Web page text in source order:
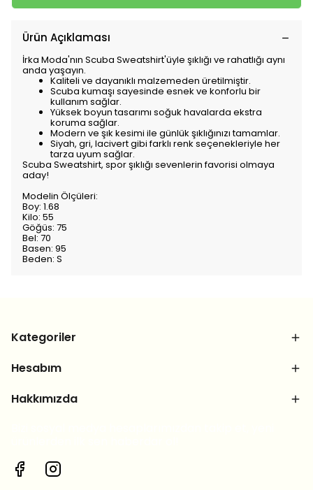
Ürün Açıklaması
İrka Moda'nın Scuba Sweatshirt'üyle şıklığı ve rahatlığı aynı
anda yaşayın.
Kaliteli ve dayanıklı malzemeden üretilmiştir.
Scuba kumaşı sayesinde esnek ve konforlu bir
kullanım sağlar.
Yüksek boyun tasarımı soğuk havalarda ekstra
koruma sağlar.
Modern ve şık kesimi ile günlük şıklığınızı tamamlar.
Siyah, gri, lacivert gibi farklı renk seçenekleriyle her
tarza uyum sağlar.
Scuba Sweatshirt, spor şıklığı sevenlerin favorisi olmaya
aday!
Modelin Ölçüleri:
Boy: 1.68
Kilo: 55
Göğüs: 75
Bel: 70
Basen: 95
Beden: S
Kategoriler
Hesabım
Hakkımızda